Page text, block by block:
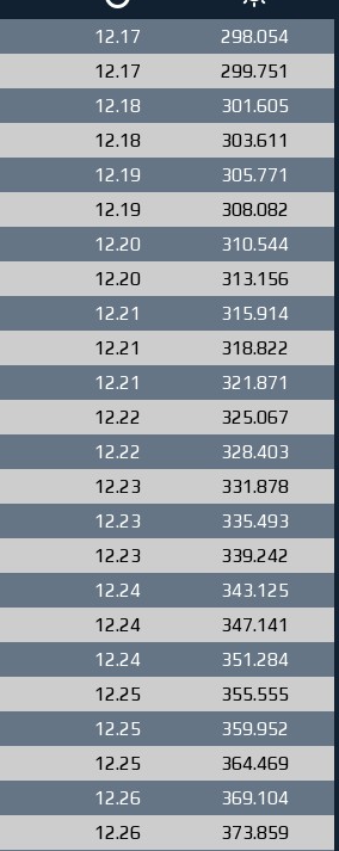
12.17
298.054
12.17
299.751
12.18
301.605
12.18
303.611
12.19
305.771
12.19
308.082
12.20
310.544
12.20
313.156
12.21
315.914
12.21
318.822
12.21
321.871
12.22
325.067
12.22
328.403
12.23
331.878
12.23
335.493
12.23
339.242
12.24
343.125
12.24
347.141
12.24
351.284
12.25
355.555
12.25
359.952
12.25
364.469
12.26
369.104
12.26
373.859